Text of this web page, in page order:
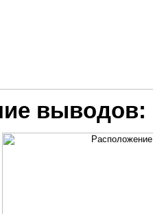
выводов: